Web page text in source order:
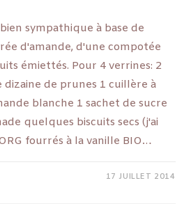
sympathique à base de
d'amande, d'une compotée
émiettés. Pour 4 verrines: 2
dizaine de prunes 1 cuillère à
blanche 1 sachet de sucre
quelques biscuits secs (j'ai
fourrés à la vanille BIO…
17 JUILLET 2014